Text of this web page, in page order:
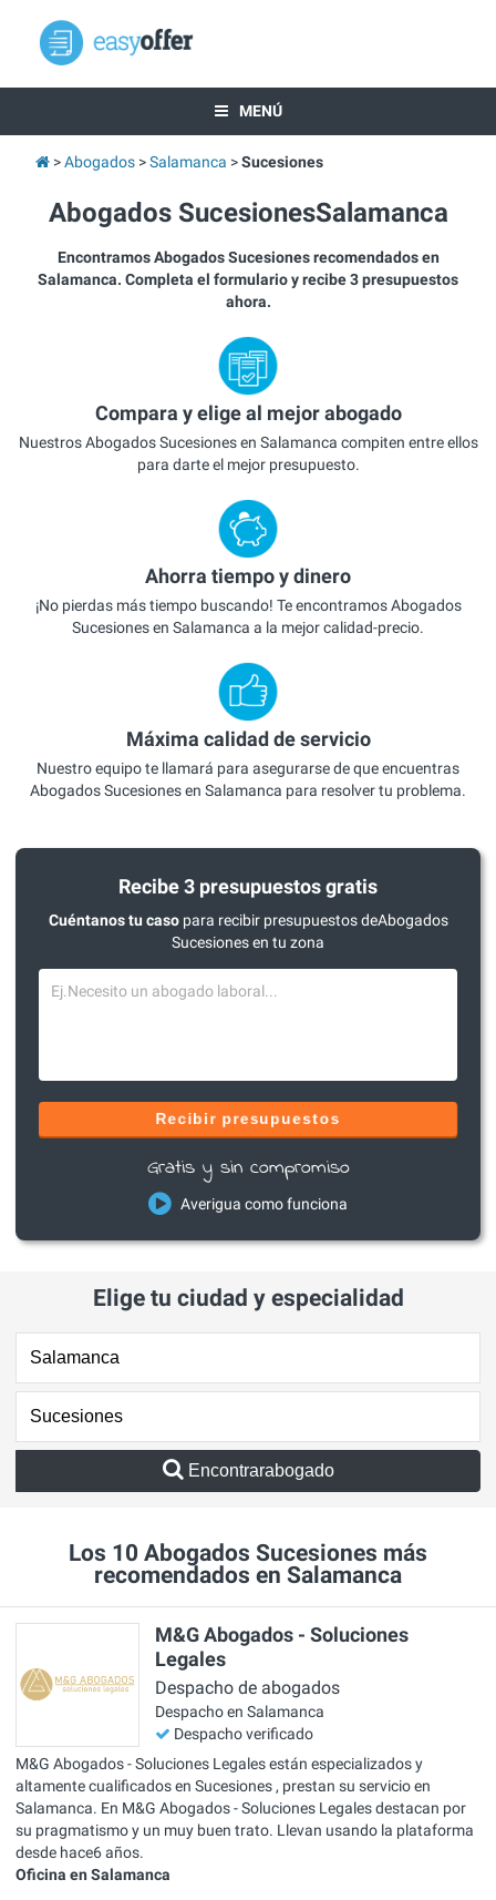
MENÚ
Abogados Salamanca Sucesiones
Abogados SucesionesSalamanca
Encontramos Abogados Sucesiones recomendados en
Salamanca. Completa el formulario y recibe 3 presupuestos
ahora.
Compara y elige al mejor abogado
Nuestros Abogados Sucesiones en Salamanca compiten entre ellos
para darte el mejor presupuesto.
Ahorra tiempo y dinero
¡No pierdas más tiempo buscando! Te encontramos Abogados
Sucesiones en Salamanca a la mejor calidad-precio.
Máxima calidad de servicio
Nuestro equipo te llamará para asegurarse de que encuentras
Abogados Sucesiones en Salamanca para resolver tu problema.
Recibe 3 presupuestos gratis
Cuéntanos tu casopara recibir presupuestos deAbogados
Sucesiones en tu zona
Recibir presupuestos
Gratis y sin compromiso
Averigua como funciona
Elige tu ciudad y especialidad
Encontrarabogado
Los 10 Abogados Sucesiones más
recomendados en Salamanca
M&G Abogados - Soluciones
Legales
Despacho de abogados
Despacho en Salamanca
Despacho verificado
M&G Abogados - Soluciones Legales están especializados y
altamente cualificados en Sucesiones , prestan su servicio en
Salamanca. En M&G Abogados - Soluciones Legales destacan por
su pragmatismo y un muy buen trato. Llevan usando la plataforma
desde hace6 años.
Oficina en Salamanca